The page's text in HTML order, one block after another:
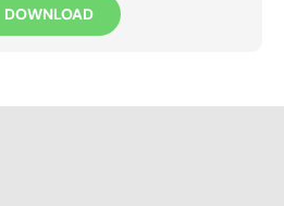
DOWNLOAD